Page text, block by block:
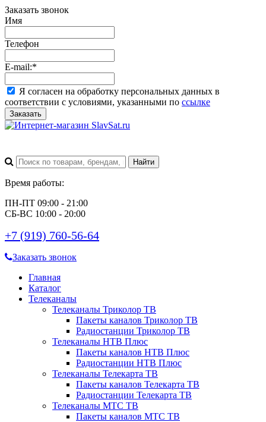
Заказать звонок
Имя
Телефон
E-mail:*
Я согласен на обработку персональных данных в
соответствии с условиями, указанными по ссылке
Заказать
Время работы:
ПН-ПТ 09:00 - 21:00
СБ-ВС 10:00 - 20:00
+7 (919) 760-56-64
Заказать звонок
Главная
Каталог
Телеканалы
Телеканалы Триколор ТВ
Пакеты каналов Триколор ТВ
Радиостанции Триколор ТВ
Телеканалы НТВ Плюс
Пакеты каналов НТВ Плюс
Радиостанции НТВ Плюс
Телеканалы Телекарта ТВ
Пакеты каналов Телекарта ТВ
Радиостанции Телекарта ТВ
Телеканалы МТС ТВ
Пакеты каналов МТС ТВ